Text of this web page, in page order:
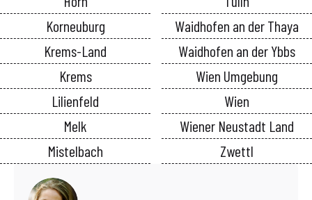
Korneuburg
Krems-Land
Krems
Lilienfeld
Melk
Mistelbach
Waidhofen an der Thaya
Waidhofen an der Ybbs
Wien Umgebung
Wien
Wiener Neustadt Land
Zwettl